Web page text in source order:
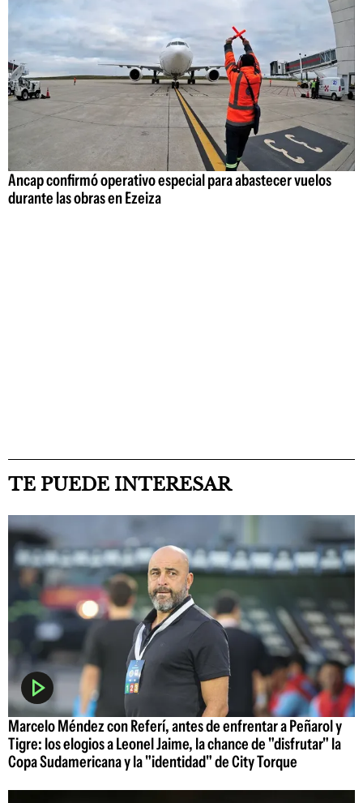
Ancap confirmó operativo especial para abastecer vuelos
durante las obras en Ezeiza
TE PUEDE INTERESAR
Marcelo Méndez con Referí, antes de enfrentar a Peñarol y
Tigre: los elogios a Leonel Jaime, la chance de "disfrutar" la
Copa Sudamericana y la "identidad" de City Torque